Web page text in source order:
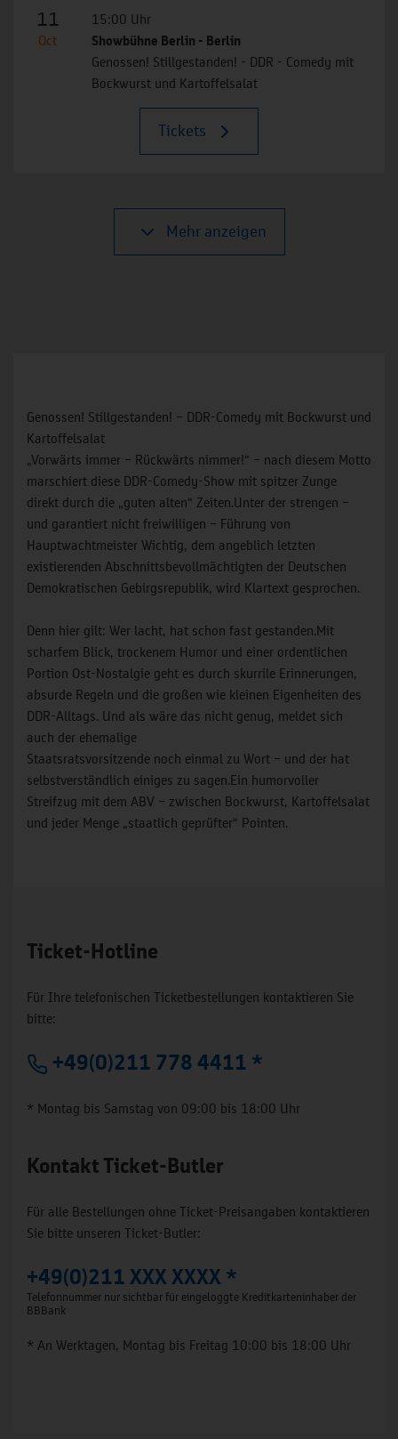
11
Oct
15:00 Uhr
Showbühne Berlin - Berlin
Genossen! Stillgestanden! - DDR - Comedy mit
Bockwurst und Kartoffelsalat
Tickets
Mehr anzeigen
Genossen! Stillgestanden! – DDR-Comedy mit Bockwurst und
Kartoffelsalat
„Vorwärts immer – Rückwärts nimmer!“ – nach diesem Motto
marschiert diese DDR-Comedy-Show mit spitzer Zunge
direkt durch die „guten alten“ Zeiten.Unter der strengen –
und garantiert nicht freiwilligen – Führung von
Hauptwachtmeister Wichtig, dem angeblich letzten
existierenden Abschnittsbevollmächtigten der Deutschen
Demokratischen Gebirgsrepublik, wird Klartext gesprochen.
Denn hier gilt: Wer lacht, hat schon fast gestanden.Mit
scharfem Blick, trockenem Humor und einer ordentlichen
Portion Ost-Nostalgie geht es durch skurrile Erinnerungen,
absurde Regeln und die großen wie kleinen Eigenheiten des
DDR-Alltags. Und als wäre das nicht genug, meldet sich
auch der ehemalige
Staatsratsvorsitzende noch einmal zu Wort – und der hat
selbstverständlich einiges zu sagen.Ein humorvoller
Streifzug mit dem ABV – zwischen Bockwurst, Kartoffelsalat
und jeder Menge „staatlich geprüfter“ Pointen.
Ticket-Hotline
Für Ihre telefonischen Ticketbestellungen kontaktieren Sie
bitte:
+49(0)211 778 4411 *
* Montag bis Samstag von 09:00 bis 18:00 Uhr
Kontakt Ticket-Butler
Für alle Bestellungen ohne Ticket-Preisangaben kontaktieren
Sie bitte unseren Ticket-Butler:
+49(0)211 XXX XXXX *
Telefonnummer nur sichtbar für eingeloggte Kreditkarteninhaber der
BBBank
* An Werktagen, Montag bis Freitag 10:00 bis 18:00 Uhr